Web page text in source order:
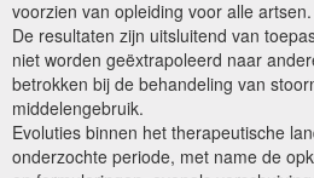
voorzien van opleiding voor alle artsen.
De resultaten zijn uitsluitend van
niet worden geëxtrapoleerd naar
betrokken bij de behandeling van
middelengebruik.
Evoluties binnen het therapeutische
onderzochte periode, met name de